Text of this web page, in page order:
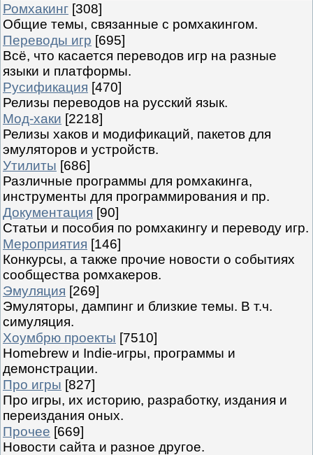
Ромхакинг [308]
Общие темы, связанные с ромхакингом.
Переводы игр [695]
Всё, что касается переводов игр на разные
языки и платформы.
Русификация [470]
Релизы переводов на русский язык.
Мод-хаки [2218]
Релизы хаков и модификаций, пакетов для
эмуляторов и устройств.
Утилиты [686]
Различные программы для ромхакинга,
инструменты для программирования и пр.
Документация [90]
Статьи и пособия по ромхакингу и переводу игр.
Мероприятия [146]
Конкурсы, а также прочие новости о событиях
сообщества ромхакеров.
Эмуляция [269]
Эмуляторы, дампинг и близкие темы. В т.ч.
симуляция.
Хоумбрю проекты [7510]
Homebrew и Indie-игры, программы и
демонстрации.
Про игры [827]
Про игры, их историю, разработку, издания и
переиздания оных.
Прочее [669]
Новости сайта и разное другое.